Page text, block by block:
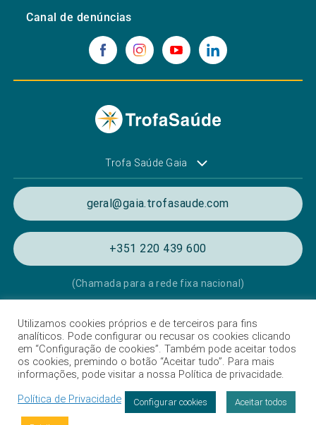
Canal de denúncias
Trofa Saúde Gaia
geral@gaia.trofasaude.com
+351 220 439 600
(Chamada para a rede fixa nacional)
Política de Privacidade e de Cookies
Termos e condições de utilização
Listagem das Unidades Hospitalares
Proteção de dados
Utilizamos cookies próprios e de terceiros para fins
analíticos. Pode configurar ou recusar os cookies clicando
em “Configuração de cookies”. Também pode aceitar todos
os cookies, premindo o botão “Aceitar tudo”. Para mais
informações, pode visitar a nossa Política de privacidade.
Política de Privacidade
Configurar cookies Aceitar todos